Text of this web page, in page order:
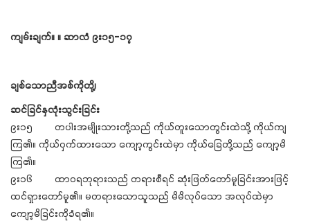
ကျမ်းချက်။ ။ ဆာလံ ၉း၁၅-၁၇
ချစ်သောညီအစ်ကိုတို့၊
ဆင်ခြင်နှလုံးသွင်းခြင်း
၉း၁၅ တပါးအမျိုးသားတို့သည် ကိုယ်တူးသောတွင်းထဲသို့ ကိုယ်ကျ
ကြ၏။ ကိုယ်ဝှက်ထားသော ကျော့ကွင်းထဲမှာ ကိုယ်ခြေတို့သည် ကျော့မိ
ကြ၏။
၉း၁၆ ထာဝရဘုရားသည် တရားစီရင် ဆုံးဖြတ်တော်မူခြင်းအားဖြင့်
ထင်ရှားတော်မူ၏။ မတရားသောသူသည် မိမိလုပ်သော အလုပ်ထဲမှာ
ကျော့မိခြင်းကိုခံရ၏။